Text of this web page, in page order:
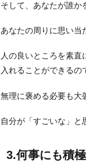
好
に
な
る
わ
に
そして、あなたが誰か
あなたの周りに思い当
人の良いところを素直
入れることができるの
無理に褒める必要も大
自分が「すごいな」と
3.何事にも積